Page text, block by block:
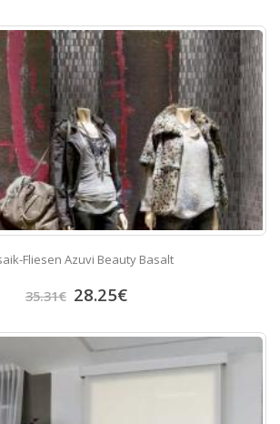
Fliesen Azuvi Beauty Basalt
35.31€ 28.25€